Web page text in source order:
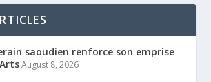
saoudien renforce son emprise
August 8, 2026